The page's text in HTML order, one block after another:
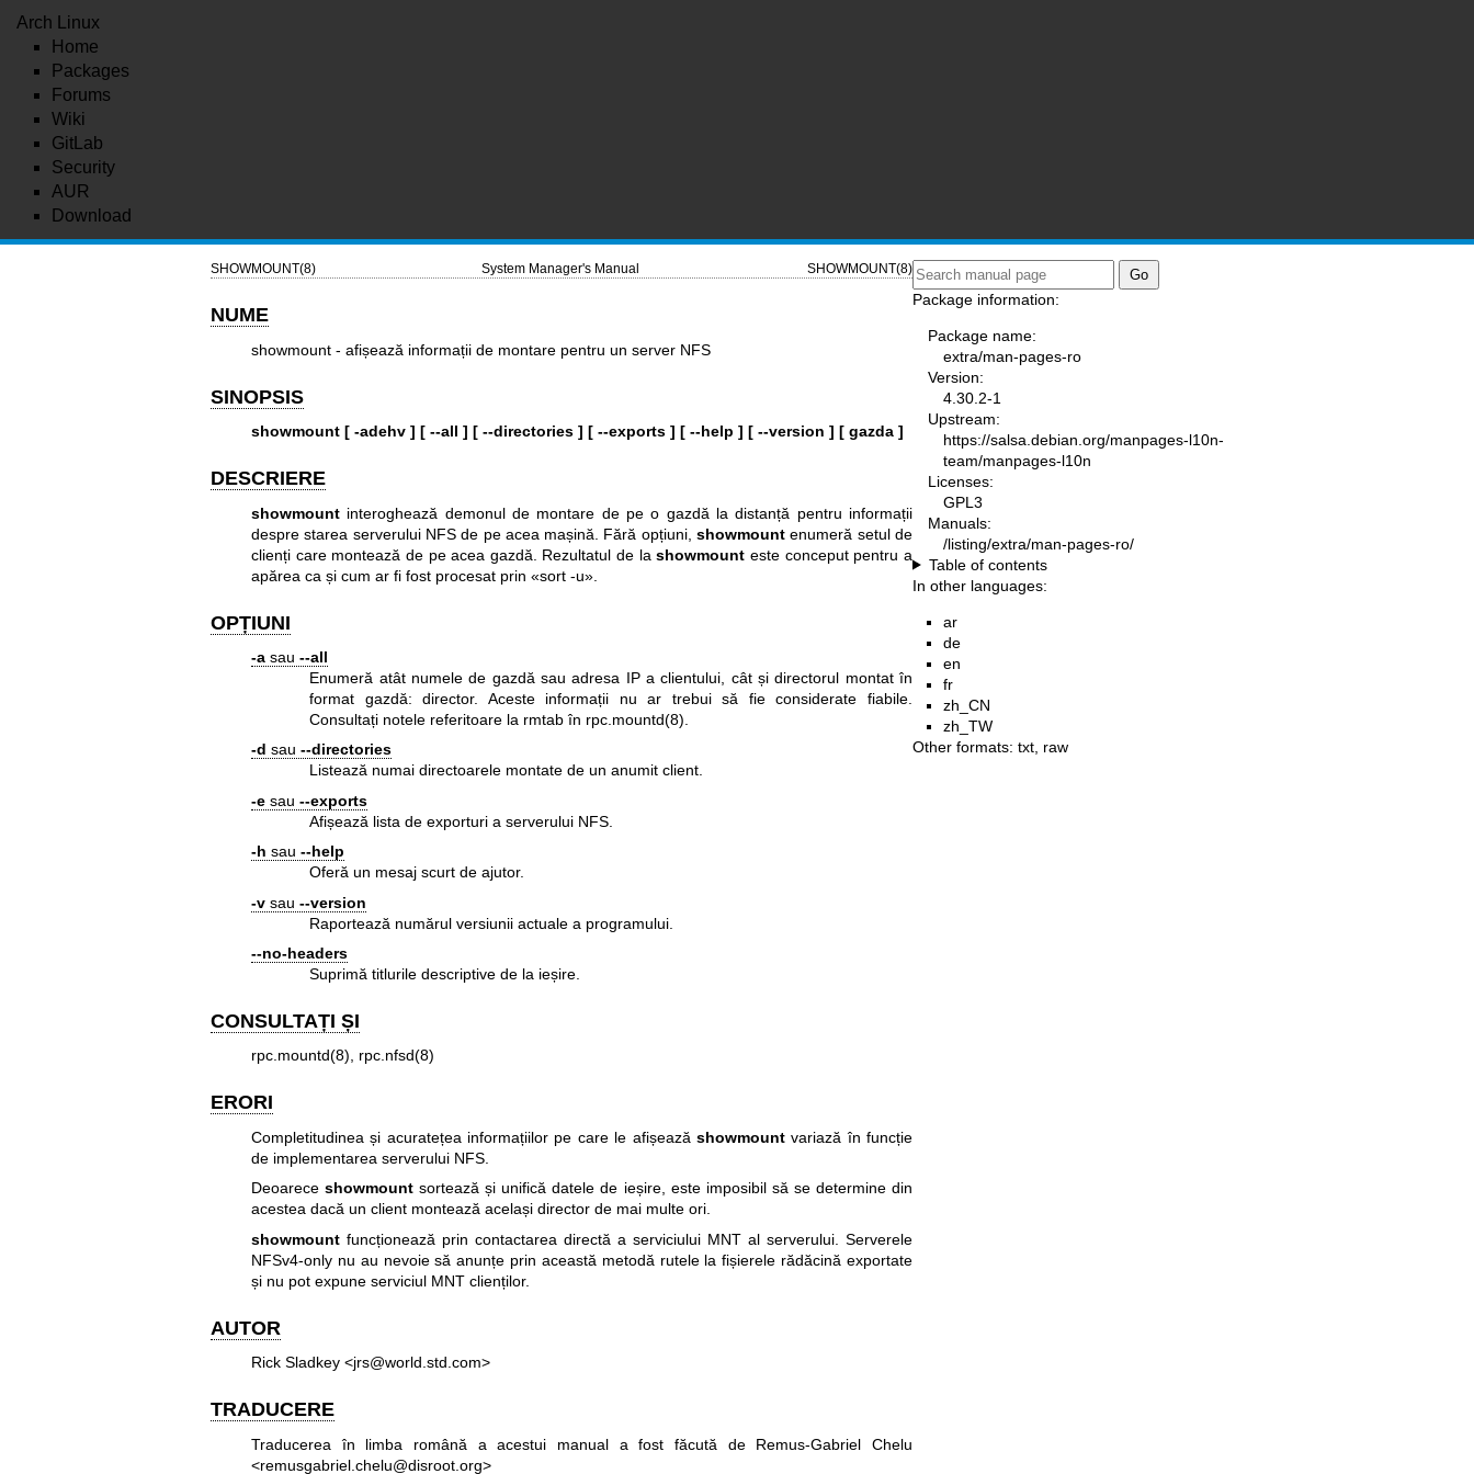
Arch Linux
Home
Packages
Forums
Wiki
GitLab
Security
AUR
Download
SHOWMOUNT(8) System Manager's Manual SHOWMOUNT(8)
NUME
showmount - afișează informații de montare pentru un server NFS
SINOPSIS
showmount [ -adehv ] [ --all ] [ --directories ] [ --exports ] [ --help ] [ --version ] [ gazda ]
DESCRIERE
showmountinteroghează demonul de montare de pe o gazdă la distanță pentru informații
despre starea serverului NFS de pe acea mașină. Fără opțiuni,showmount enumeră setul de
clienți care montează de pe acea gazdă. Rezultatul de lashowmount este conceput pentru a
apărea ca și cum ar fi fost procesat prin «sort -u».
OPȚIUNI
-asau --all
Enumeră atât numele de gazdă sau adresa IP a clientului, cât și directorul montat în
format gazdă: director. Aceste informații nu ar trebui să fie considerate fiabile.
Consultați notele referitoare la rmtab în rpc.mountd(8)
-d sau --directories
Listează numai directoarele montate de un anumit client.
-esau --exports
Afișează lista de exporturi a serverului NFS.
-h sau --help
Oferă un mesaj scurt de ajutor.
-vsau --version
Raportează numărul versiunii actuale a programului.
--no-headers
Suprimă titlurile descriptive de la ieșire.
CONSULTAȚI ȘI
rpc.mountd(8), rpc.nfsd(8)
ERORI
Completitudinea și acuratețea informațiilor pe care le afișează showmountvariază în funcție
de implementarea serverului NFS.
Deoareceshowmount sortează și unifică datele de ieșire, este imposibil să se determine din
acestea dacă un client montează același director de mai multe ori.
showmountfuncționează prin contactarea directă a serviciului MNT al serverului. Serverele
NFSv4-only nu au nevoie să anunțe prin această metodă rutele la fișierele rădăcină exportate
și nu pot expune serviciul MNT clienților.
AUTOR
Rick Sladkey <jrs@world.std.com>
TRADUCERE
Traducerea în limba română a acestui manual a fost făcută de Remus-Gabriel Chelu
<remusgabriel.chelu@disroot.org>
Package information:
Package name:
extra/man-pages-ro
Version:
4.30.2-1
Upstream:
https://salsa.debian.org/manpages-l10n-
team/manpages-l10n
Licenses:
GPL3
Manuals:
/listing/extra/man-pages-ro/
Table of contents
In other languages:
ar
de
en
fr
zh_CN
zh_TW
Other formats: txt raw